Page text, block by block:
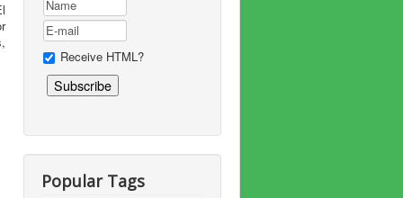
Receive HTML?
Popular Tags